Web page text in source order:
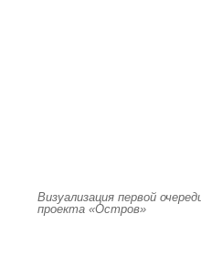
Визуализация первой
проекта «Остров»